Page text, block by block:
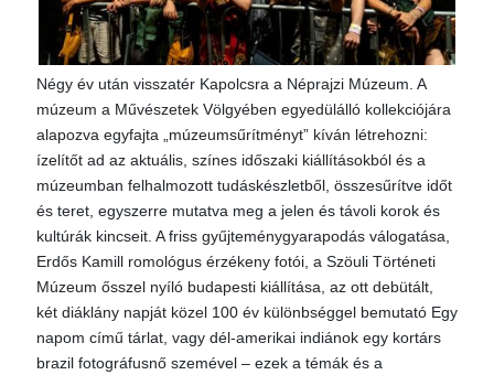
Négy év után visszatér Kapolcsra a Néprajzi Múzeum. A
múzeum a Művészetek Völgyében egyedülálló kollekciójára
alapozva egyfajta „múzeumsűrítményt” kíván létrehozni:
ízelítőt ad az aktuális, színes időszaki kiállításokból és a
múzeumban felhalmozott tudáskészletből, összesűrítve időt
és teret, egyszerre mutatva meg a jelen és távoli korok és
kultúrák kincseit. A friss gyűjteménygyarapodás válogatása,
Erdős Kamill romológus érzékeny fotói, a Szöuli Történeti
Múzeum ősszel nyíló budapesti kiállítása, az ott debütált,
két diáklány napját közel 100 év különbséggel bemutató Egy
napom című tárlat, vagy dél-amerikai indiánok egy kortárs
brazil fotográfusnő szemével – ezek a témák és a